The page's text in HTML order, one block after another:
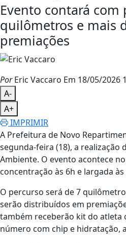
Evento contará com
quilômetros e mais
premiações
PorEric Vaccaro Em 18/05/2026
A-
A+
IMPRIMIR
A Prefeitura de Novo
segunda-feira (18), a realização
Ambiente. O evento acontece
concentração às 6h e largada
O percurso será de 7
serão distribuídos em
também receberão kit do atleta
número com chip e hidratação,